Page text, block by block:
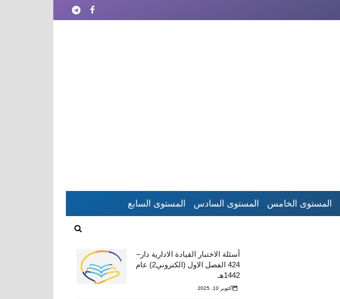
المستوى الخامس المستوى السادس المستوى السابع
أسئلة الاختبار القيادة الادارية دار–
424 الفصل الاول (الكتروني2) عام
1442هـ
أكتوبر 10, 2025